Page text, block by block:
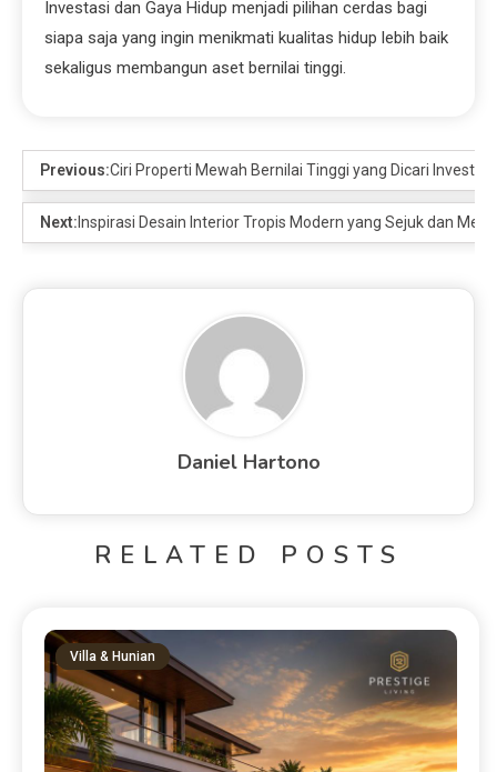
Investasi dan Gaya Hidup menjadi pilihan cerdas bagi
siapa saja yang ingin menikmati kualitas hidup lebih baik
sekaligus membangun aset bernilai tinggi.
Previous:Ciri Properti Mewah Bernilai Tinggi yang Dicari Investor
Next: Inspirasi Desain Interior Tropis Modern yang Sejuk dan
Daniel Hartono
RELATED POSTS
Villa & Hunian